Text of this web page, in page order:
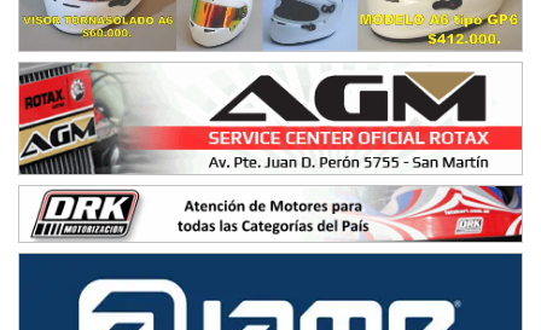
El Cerro (Tierra)
Victoria (Entre Ríos)
PATAGONICO - F6
Moto Club Reginense (Tierra)
Gral. E. Godoy (Río Negro)
CSK - F7
Juventud Unida (Tierra)
Humboldt (Santa Fe)
Ciudad de Avellaneda (Asfalto)
Avellaneda (Santa Fe)